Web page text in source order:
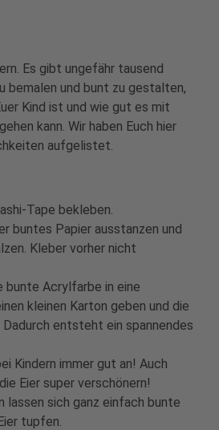
Es gibt ungefähr tausend
bemalen und bunt zu gestalten,
Kind ist und wie gut es mit
kann. Wir haben Euch hier
aufgelistet.
Tape bekleben.
buntes Papier ausstanzen und
Kleber vorher nicht
bunte Acrylfarbe in eine
kleinen Karton geben und die
Dadurch entsteht ein spannendes
Kindern immer gut an! Auch
Eier super verschönern!
lassen sich ganz einfach bunte
tupfen.